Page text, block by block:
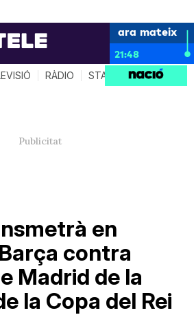
ara mateix
21:48
RÀDIO STAR SYSTEM
en
contra
Madrid de la
la Copa del Rei